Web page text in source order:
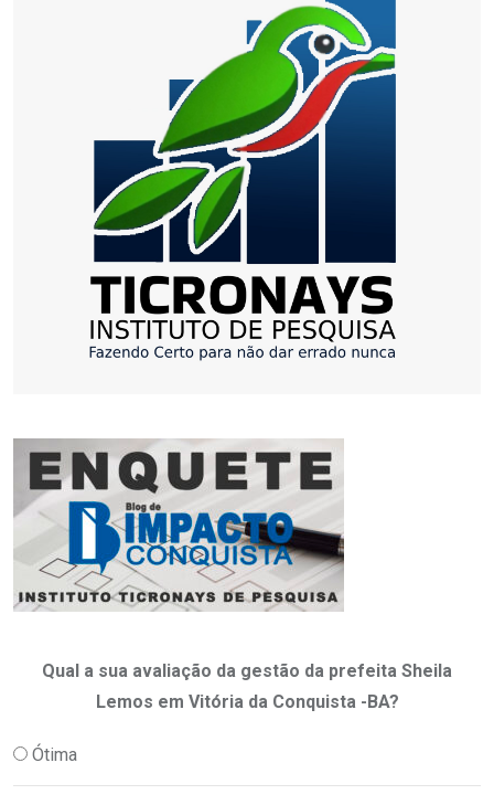
Qual a sua avaliação da gestão da prefeita Sheila
Lemos em Vitória da Conquista -BA?
Ótima